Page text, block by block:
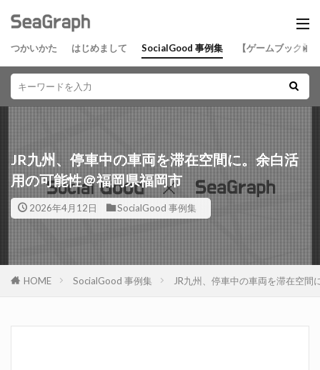
つかいかた はじめまして SocialGood 事例集 【ゲームブック】
JR九州、停車中の車両を滞在空間に。余白活
用の可能性＠福岡県福岡市
2026年4月12日 SocialGood 事例集
HOME SocialGood 事例集 JR九州、停車中の車両を滞在空